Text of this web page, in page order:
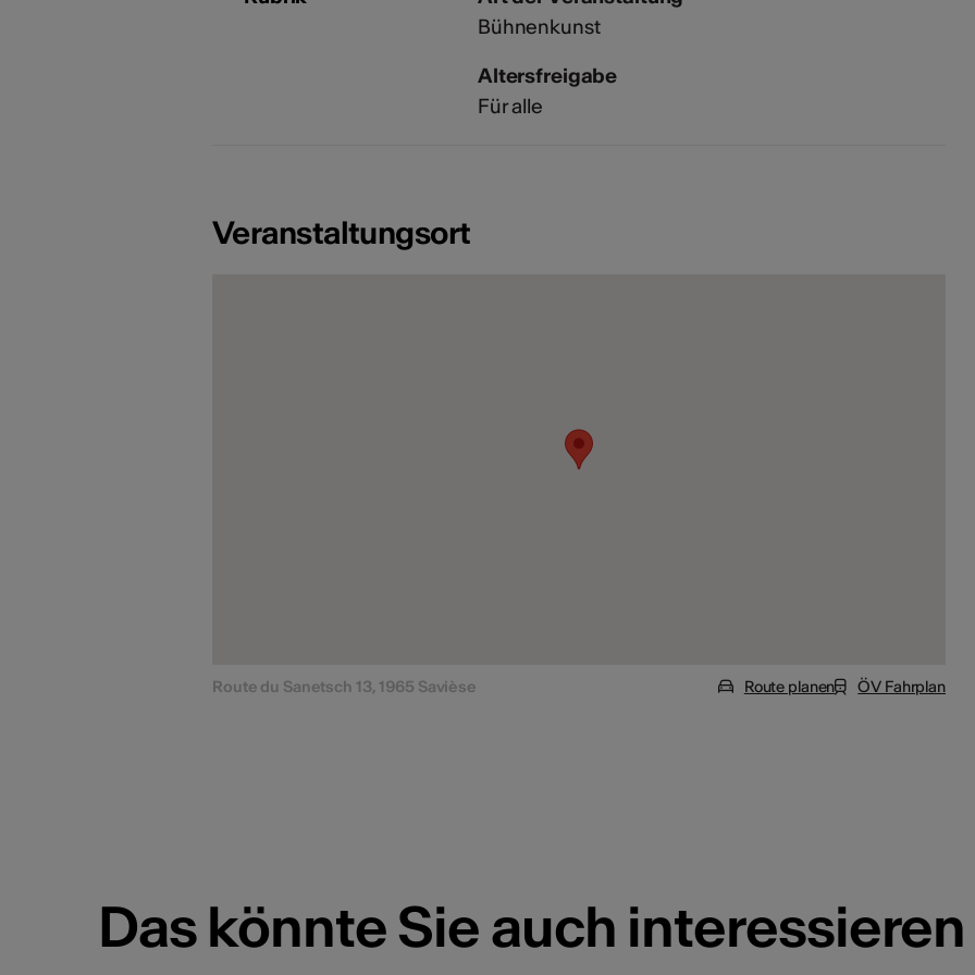
Bühnenkunst
Altersfreigabe
Für alle
Veranstaltungsort
Route du Sanetsch 13, 1965 Savièse Route planen ÖV Fahrplan
Das könnte Sie auch interessieren